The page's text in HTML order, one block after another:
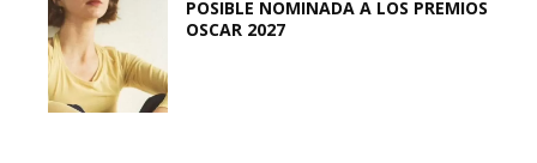
POSIBLE NOMINADA A LOS PREMIOS
OSCAR 2027